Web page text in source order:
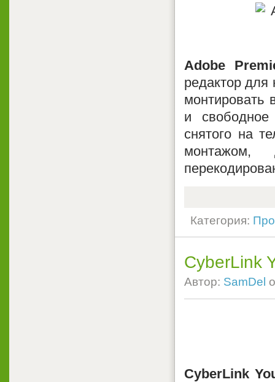
Adobe
редактор
монтировать
и
снятого на
монтажом,
Категория:
CyberLink
Автор: SamDel
CyberLink